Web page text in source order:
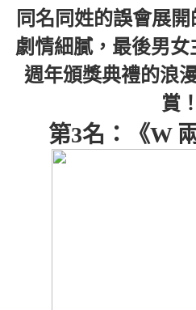
同名同姓的誤會展
劇情細膩，最後男
週年頒獎典禮的浪
賞！
第3名：《W